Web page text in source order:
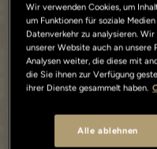
Wir verwenden Cookies, um
um Funktionen für soziale
Datenverkehr zu analysieren.
unserer Website auch an unsere
Analysen weiter, die diese mit
die Sie ihnen zur Verfügung
ihrer Dienste gesammelt haben.
Alle ablehnen